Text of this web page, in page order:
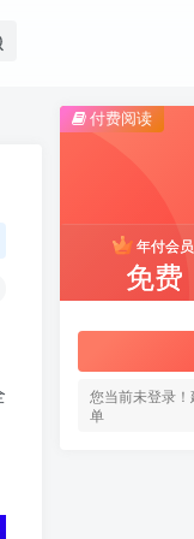
付费阅读
年付会员
免费
您当前未登录
单